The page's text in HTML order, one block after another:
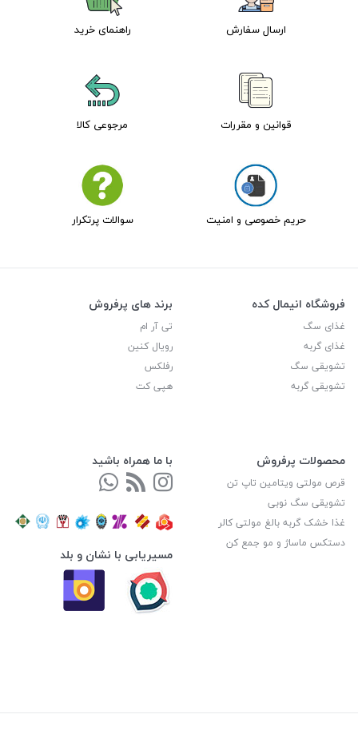
ارسال سفارش راهنمای خرید
قوانین و مقررات مرجوعی کالا
حریم خصوصی و امنیت سوالات پرتکرار
فروشگاه انیمال کده
غذای سگ
غذای گربه
تشویقی سگ
تشویقی گربه
برند های پرفروش
تی آر ام
رویال کنین
رفلکس
هپی کت
محصولات پرفروش
قرص مولتی ویتامین تاپ تن
تشویقی سگ نوبی
غذا خشک گربه بالغ مولتی کالر
دستکس ماساژ و مو جمع کن
با ما همراه باشید
مسیریابی با نشان و بلد